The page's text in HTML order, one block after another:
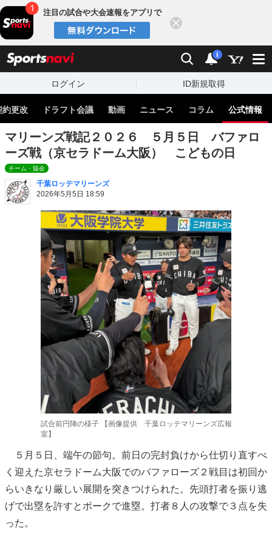
注目の試合や大会速報をアプリで
検索 通知
i
ログイン ID新規取得
約更改 ドラフト会議 動画 ニュース コラム 公式情報
マリーンズ戦記２０２６ ５月５日 バファロ
ーズ戦（京セラドーム大阪） こどもの日
チーム・協会
千葉ロッテマリーンズ
2026年5月5日 18:59
試合前円陣の様子 【画像提供 千葉ロッテマリーンズ広報
室】
５月５日、端午の節句。前日の完封負けから仕切り直すべ
く迎えた京セラドーム大阪でのバファローズ２戦目は初回か
らいきなり厳しい展開を突きつけられた。先頭打者を振り逃
げで出塁を許すとボークで進塁。打者８人の攻撃で３点を失
った。